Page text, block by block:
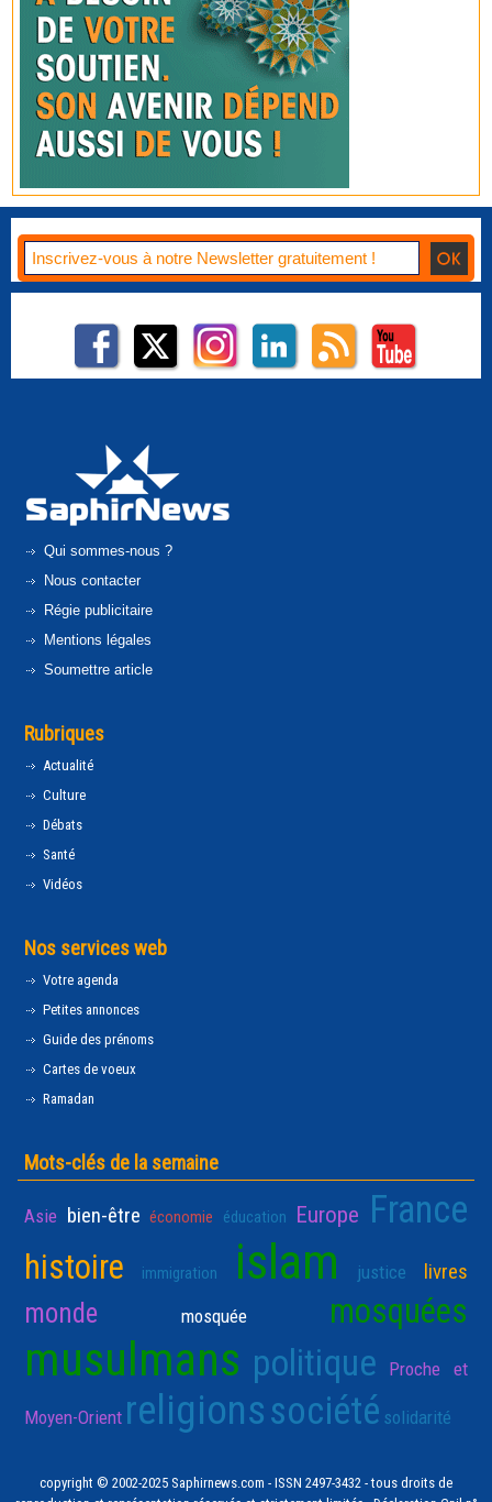
Qui sommes-nous ?
Nous contacter
Régie publicitaire
Mentions légales
Soumettre article
Rubriques
Actualité
Culture
Débats
Santé
Vidéos
Nos services web
Votre agenda
Petites annonces
Guide des prénoms
Cartes de voeux
Ramadan
Mots-clés de la semaine
Asie bien-être économie éducation Europe France
histoire immigration islam justice livres
monde mosquée mosquées
musulmans politique Proche et
Moyen-Orient religionssociété solidarité
copyright © 2002-2025 Saphirnews.com - ISSN 2497-3432 - tous droits de